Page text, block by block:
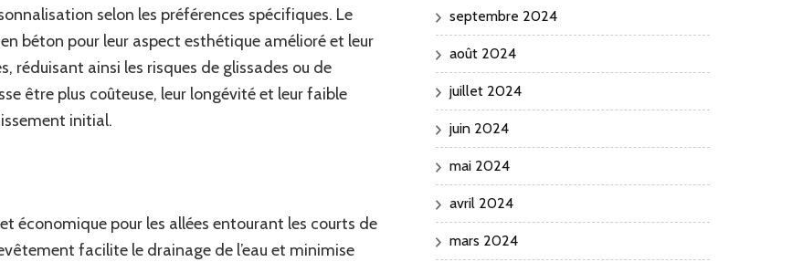
selon les préférences spécifiques. Le
béton pour leur aspect esthétique amélioré et leur
réduisant ainsi les risques de glissades ou de
être plus coûteuse, leur longévité et leur faible
initial.
économique pour les allées entourant les courts de
facilite le drainage de l’eau et minimise
septembre 2024
août 2024
juillet 2024
juin 2024
mai 2024
avril 2024
mars 2024